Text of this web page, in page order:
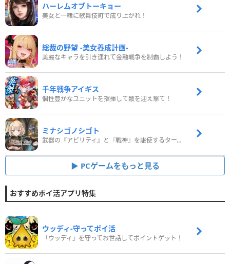
ハーレムオブトーキョー
美女と一緒に歌舞伎町で成り上がれ！
総裁の野望 -美女養成計画-
美麗なキャラを引き連れて金融戦争を制覇しよう！
千年戦争アイギス
個性豊かなユニットを指揮して敵を迎え撃て！
ミナシゴノシゴト
武器の『アビリティ』と『戦神』を駆使するターン制コマンドバトルRPG！
PCゲームをもっと見る
おすすめポイ活アプリ特集
ウッディ‐守ってポイ活
「ウッディ」を守ってお世話してポイントゲット！